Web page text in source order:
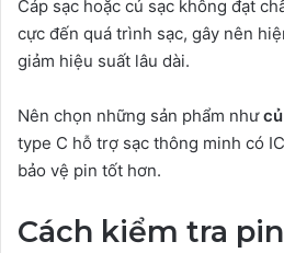
Cáp sạc hoặc củ sạc không đạt
cực đến quá trình sạc, gây nên
giảm hiệu suất lâu dài.
Nên chọn những sản phẩm nhưcủ
type C hỗ trợ sạc thông minh có
bảo vệ pin tốt hơn.
Cách kiểm tra